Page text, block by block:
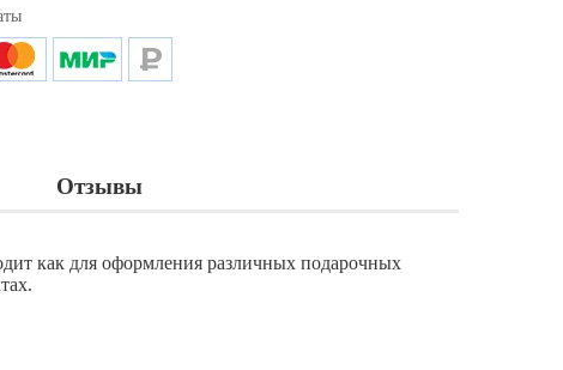
Отзывы
как для оформления различных подарочных